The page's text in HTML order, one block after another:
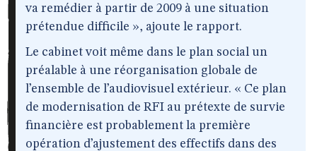
va remédier à partir de 2009 à une situation
prétendue difficile », ajoute le rapport.
Le cabinet voit même dans le plan social un
préalable à une réorganisation globale de
l’ensemble de l’audiovisuel extérieur. « Ce plan
de modernisation de RFI au prétexte de survie
financière est probablement la première
opération d’ajustement des effectifs dans des